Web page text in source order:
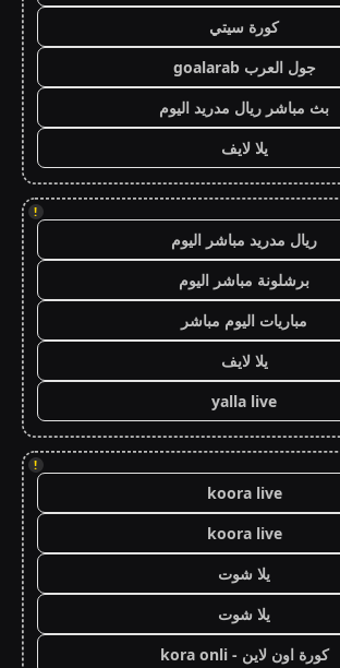
كورة سيتي
جول العرب goalarab
بث مباشر ريال مدريد اليوم
يلا لايف
!
ريال مدريد مباشر اليوم
برشلونة مباشر اليوم
مباريات اليوم مباشر
يلا لايف
yalla live
!
koora live
koora live
يلا شوت
يلا شوت
كورة اون لاين - kora onli